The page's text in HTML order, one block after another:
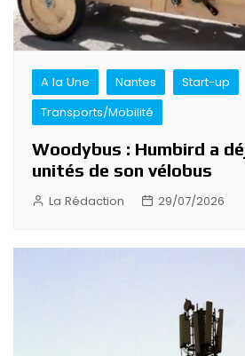
A la Une Nantes
Start-up
Transports/Mobilité
Woodybus : Humbird a
unités de son vélobus
La Rédaction 29/07/2026